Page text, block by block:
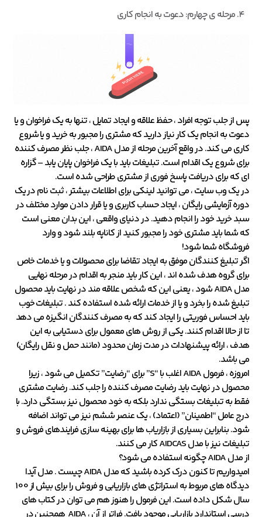
مرحله ی چهارم: دعوت به انجام کاری
پس از جلب توجه افراد ، حفظ علاقه و ایجاد تمایل ، تنها به یک فراخوان و یا
دعوت به انجام یک کار نیاز دارید که مشتری را مجبور به خرید و یا شروع
کاری می کند. در واقع آخرین مرحله از مدل AIDA ، جلب نظر مصرف کننده
برای شروع یک اقدام است. تبلیغات باید با یک فراخوان پایان یابد – گزاره
ای که برای دریافت پاسخ فوری از مشتری طراحی شده است.
در یک وب سایت ، می توانید لینکی برای اطلاعات بیشتر ، ثبت نام در یک
دوره آزمایشی رایگان ، ایجاد حساب کاربری و یا قرار دادن موارد مختلف در
سبد خرید خود را انجام دهید. در دنیای واقعی ، این بدان معنی است
که شما باید مشتری خود را مجبور کنید از کاناپه بلند شود و وارد
فروشگاه شما شود!
اگر تبلیغ کنندگان موفق به ایجاد تقاضا برای محصولات و یا خدمات خاص
برای گروه هدف شده اند ، این کار باید منجر به اقدام در مرحله نهایی
مدل AIDA شود ، یعنی این که شخص علاقه مند در نهایت باید محصول
تبلیغ شده را بخرد و یا از خدمات ارائه شده استفاده کند . تبلیغات خوب
باید احساس فوریتی را ایجاد کند که به مصرف کنندگان انگیزه می دهد
تا از حالا اقدام کنند. یکی از روش های معمول برای دستیابی به این
هدف ، ارائه پیشنهادات در مدت زمان محدود (مانند حمل و نقل رایگان)
می باشد.
امروزه ، فرمول AIDA اغلب با “S” برای “رضایت” تکمیل می شود ، زیرا
محصول در نهایت باید رضایت مصرف کننده را جلب کند. رضایت مشتری
فقط به تبلیغات بستگی ندارد بلکه به خود محصول نیز بستگی دارد. با
درج عامل “اطمینان” (اعتماد) ، یک عنصر ششم نیز می تواند اضافه
شود. بنابراین بسیاری از بازاریاب ها برای بهینه سازی فرایندهای فروش و
تبلیغات نیز با مدل AIDCAS کار می کنند.
از مدلAIDAچگونه استفاده می شود؟
امیدواریم تا کنون درک کرده باشید که مدل AIDA چیست . مدل آیدا
دیدگاه های مربوط به استراتژی های بازاریابی و فروش را برای بیش از 100
سال شکل داده است. این فرمول را هنوز هم می توان در کتاب های